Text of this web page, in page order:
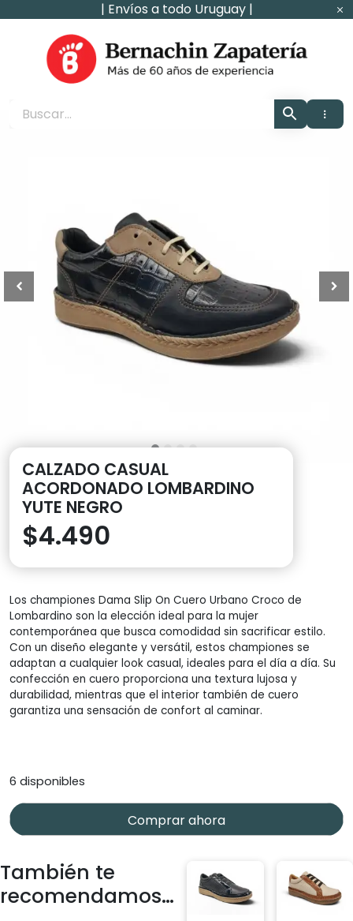
contenido
| Envíos a todo Uruguay |
CALZADO CASUAL
ACORDONADO LOMBARDINO
YUTE NEGRO
$4.490
Los championes Dama Slip On Cuero Urbano Croco de
Lombardino son la elección ideal para la mujer
contemporánea que busca comodidad sin sacrificar estilo.
Con un diseño elegante y versátil, estos championes se
adaptan a cualquier look casual, ideales para el día a día. Su
confección en cuero proporciona una textura lujosa y
durabilidad, mientras que el interior también de cuero
garantiza una sensación de confort al caminar.
6 disponibles
Comprar ahora
También te
recomendamos…